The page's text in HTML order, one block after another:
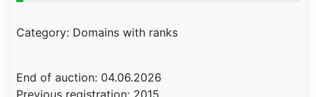
Category: Domains with ranks
End of auction: 04.06.2026
Previous registration: 2015